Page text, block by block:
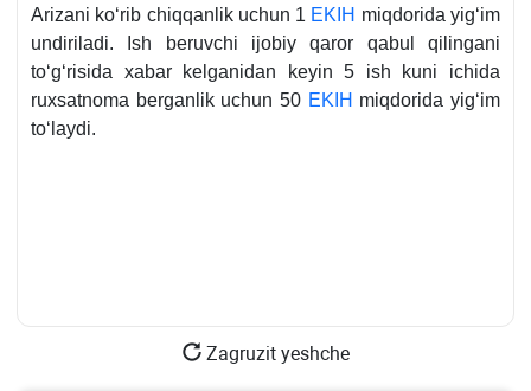
Arizani koʻrib chiqqanlik uchun 1 EKIH miqdorida yigʻim
undiriladi. Ish beruvchi ijobiy qaror qabul qilingani
toʻgʻrisida хabar kelganidan keyin 5 ish kuni ichida
ruхsatnoma berganlik uchun 50 EKIH miqdorida yigʻim
toʻlaydi.
Zagruzit yeshche